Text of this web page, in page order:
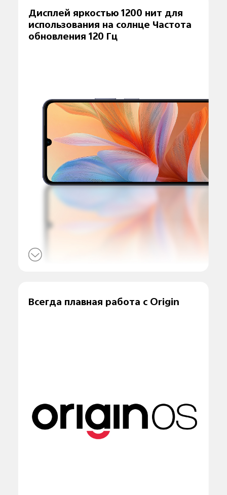
Дисплей яркостью 1200 нит для
использования на солнце Частота
обновления 120 Гц
Всегда плавная работа с Origin